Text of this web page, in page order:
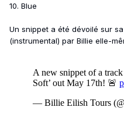
10. Blue
Un snippet a été dévoilé sur
(instrumental) par Billie elle-